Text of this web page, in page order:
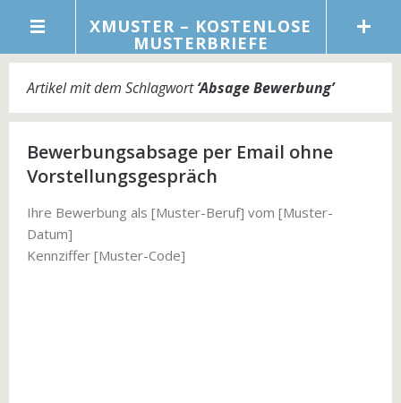
XMUSTER – KOSTENLOSE
MUSTERBRIEFE
Artikel mit dem Schlagwort‘Absage Bewerbung’
Bewerbungsabsage per Email ohne
Vorstellungsgespräch
Ihre Bewerbung als [Muster-Beruf] vom [Muster-
Datum]
Kennziffer [Muster-Code]